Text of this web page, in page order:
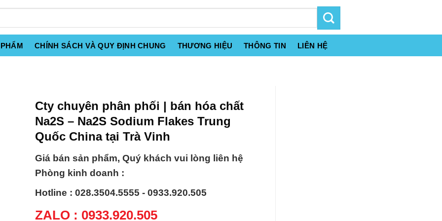
CHÍNH SÁCH VÀ QUY ĐỊNH CHUNG THƯƠNG HIỆU THÔNG TIN LIÊN HỆ
Cty chuyên phân phối | bán hóa chất
Na2S – Na2S Sodium Flakes Trung
Quốc China tại Trà Vinh
Giá bán sản phẩm, Quý khách vui lòng liên hệ
Phòng kinh doanh :
Hotline : 028.3504.5555 - 0933.920.505
ZALO : 0933.920.505